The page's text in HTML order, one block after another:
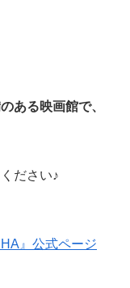
ある映画館で、
ださい♪
』公式ページ